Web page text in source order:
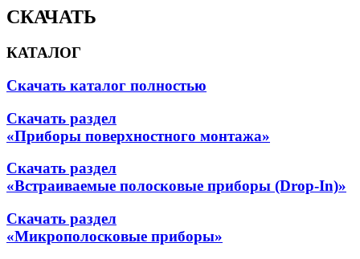
СКАЧАТЬ
КАТАЛОГ
Скачать каталог полностью
Скачать раздел
«Приборы поверхностного монтажа»
Скачать раздел
«Встраиваемые полосковые приборы (Drop-In)»
Скачать раздел
«Микрополосковые приборы»